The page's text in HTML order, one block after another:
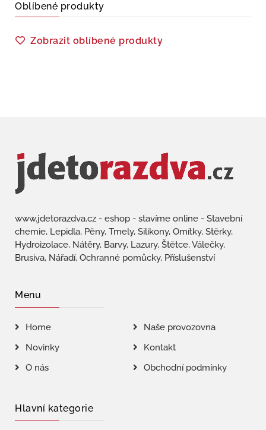
Oblíbené produkty
Zobrazit oblíbené produkty
www.jdetorazdva.cz - eshop - stavíme online - Stavební
chemie, Lepidla, Pěny, Tmely, Silikony, Omítky, Stěrky,
Hydroizolace, Nátěry, Barvy, Lazury, Štětce, Válečky,
Brusiva, Nářadí, Ochranné pomůcky, Příslušenství
Menu
Home
Naše provozovna
Novinky
Kontakt
O nás
Obchodní podmínky
Hlavní kategorie